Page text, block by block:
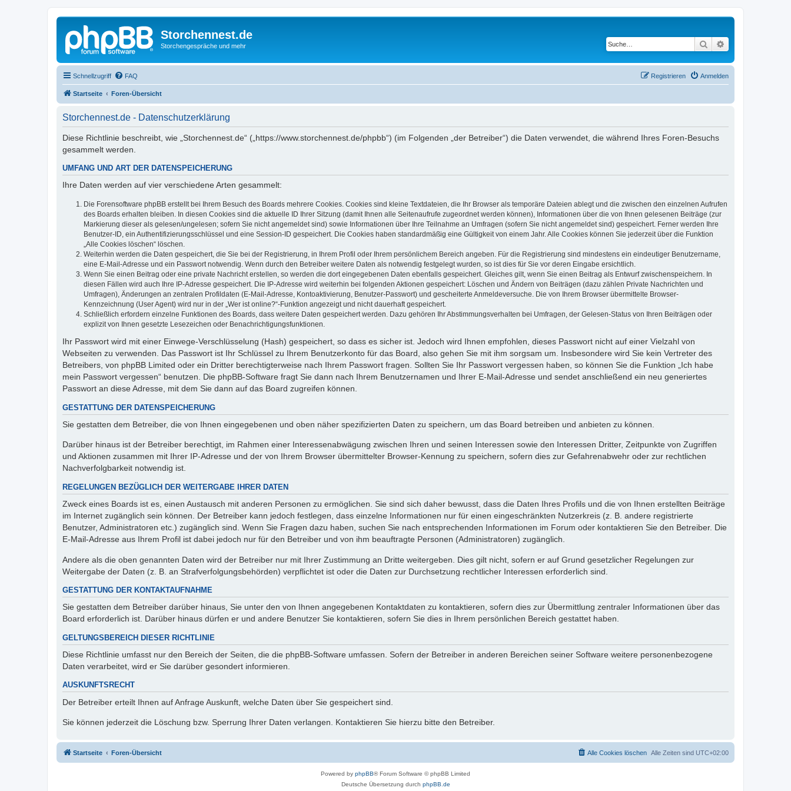
Storchennest.de
Storchengespräche und mehr Suche
Schnellzugriff FAQ Anmelden
Registrieren
Startseite Foren-Übersicht
Storchennest.de - Datenschutzerklärung
Diese Richtlinie beschreibt, wie „Storchennest.de“ („https://www.storchennest.de/phpbb“) (im Folgenden „der Betreiber“) die Daten verwendet, die während Ihres Foren-Besuchs
gesammelt werden.
UMFANG UND ART DER DATENSPEICHERUNG
Ihre Daten werden auf vier verschiedene Arten gesammelt:
Die Forensoftware phpBB erstellt bei Ihrem Besuch des Boards mehrere Cookies. Cookies sind kleine Textdateien, die Ihr Browser als temporäre Dateien ablegt und die zwischen den einzelnen Aufrufen
des Boards erhalten bleiben. In diesen Cookies sind die aktuelle ID Ihrer Sitzung (damit Ihnen alle Seitenaufrufe zugeordnet werden können), Informationen über die von Ihnen gelesenen Beiträge (zur
Markierung dieser als gelesen/ungelesen; sofern Sie nicht angemeldet sind) sowie Informationen über Ihre Teilnahme an Umfragen (sofern Sie nicht angemeldet sind) gespeichert. Ferner werden Ihre
Benutzer-ID, ein Authentifizierungsschlüssel und eine Session-ID gespeichert. Die Cookies haben standardmäßig eine Gültigkeit von einem Jahr. Alle Cookies können Sie jederzeit über die Funktion
„Alle Cookies löschen“ löschen.
Weiterhin werden die Daten gespeichert, die Sie bei der Registrierung, in Ihrem Profil oder Ihrem persönlichem Bereich angeben. Für die Registrierung sind mindestens ein eindeutiger Benutzername,
eine E-Mail-Adresse und ein Passwort notwendig. Wenn durch den Betreiber weitere Daten als notwendig festgelegt wurden, so ist dies für Sie vor deren Eingabe ersichtlich.
Wenn Sie einen Beitrag oder eine private Nachricht erstellen, so werden die dort eingegebenen Daten ebenfalls gespeichert. Gleiches gilt, wenn Sie einen Beitrag als Entwurf zwischenspeichern. In
diesen Fällen wird auch Ihre IP-Adresse gespeichert. Die IP-Adresse wird weiterhin bei folgenden Aktionen gespeichert: Löschen und Ändern von Beiträgen (dazu zählen Private Nachrichten und
Umfragen), Änderungen an zentralen Profildaten (E-Mail-Adresse, Kontoaktivierung, Benutzer-Passwort) und gescheiterte Anmeldeversuche. Die von Ihrem Browser übermittelte Browser-
Kennzeichnung (User Agent) wird nur in der „Wer ist online?“-Funktion angezeigt und nicht dauerhaft gespeichert.
Schließlich erfordern einzelne Funktionen des Boards, dass weitere Daten gespeichert werden. Dazu gehören Ihr Abstimmungsverhalten bei Umfragen, der Gelesen-Status von Ihren Beiträgen oder
explizit von Ihnen gesetzte Lesezeichen oder Benachrichtigungsfunktionen.
Ihr Passwort wird mit einer Einwege-Verschlüsselung (Hash) gespeichert, so dass es sicher ist. Jedoch wird Ihnen empfohlen, dieses Passwort nicht auf einer Vielzahl von
Webseiten zu verwenden. Das Passwort ist Ihr Schlüssel zu Ihrem Benutzerkonto für das Board, also gehen Sie mit ihm sorgsam um. Insbesondere wird Sie kein Vertreter des
Betreibers, von phpBB Limited oder ein Dritter berechtigterweise nach Ihrem Passwort fragen. Sollten Sie Ihr Passwort vergessen haben, so können Sie die Funktion „Ich habe
mein Passwort vergessen“ benutzen. Die phpBB-Software fragt Sie dann nach Ihrem Benutzernamen und Ihrer E-Mail-Adresse und sendet anschließend ein neu generiertes
Passwort an diese Adresse, mit dem Sie dann auf das Board zugreifen können.
GESTATTUNG DER DATENSPEICHERUNG
Sie gestatten dem Betreiber, die von Ihnen eingegebenen und oben näher spezifizierten Daten zu speichern, um das Board betreiben und anbieten zu können.
Darüber hinaus ist der Betreiber berechtigt, im Rahmen einer Interessenabwägung zwischen Ihren und seinen Interessen sowie den Interessen Dritter, Zeitpunkte von Zugriffen
und Aktionen zusammen mit Ihrer IP-Adresse und der von Ihrem Browser übermittelter Browser-Kennung zu speichern, sofern dies zur Gefahrenabwehr oder zur rechtlichen
Nachverfolgbarkeit notwendig ist.
REGELUNGEN BEZÜGLICH DER WEITERGABE IHRER DATEN
Zweck eines Boards ist es, einen Austausch mit anderen Personen zu ermöglichen. Sie sind sich daher bewusst, dass die Daten Ihres Profils und die von Ihnen erstellten Beiträge
im Internet zugänglich sein können. Der Betreiber kann jedoch festlegen, dass einzelne Informationen nur für einen eingeschränkten Nutzerkreis (z. B. andere registrierte
Benutzer, Administratoren etc.) zugänglich sind. Wenn Sie Fragen dazu haben, suchen Sie nach entsprechenden Informationen im Forum oder kontaktieren Sie den Betreiber. Die
E-Mail-Adresse aus Ihrem Profil ist dabei jedoch nur für den Betreiber und von ihm beauftragte Personen (Administratoren) zugänglich.
Andere als die oben genannten Daten wird der Betreiber nur mit Ihrer Zustimmung an Dritte weitergeben. Dies gilt nicht, sofern er auf Grund gesetzlicher Regelungen zur
Weitergabe der Daten (z. B. an Strafverfolgungsbehörden) verpflichtet ist oder die Daten zur Durchsetzung rechtlicher Interessen erforderlich sind.
GESTATTUNG DER KONTAKTAUFNAHME
Sie gestatten dem Betreiber darüber hinaus, Sie unter den von Ihnen angegebenen Kontaktdaten zu kontaktieren, sofern dies zur Übermittlung zentraler Informationen über das
Board erforderlich ist. Darüber hinaus dürfen er und andere Benutzer Sie kontaktieren, sofern Sie dies in Ihrem persönlichen Bereich gestattet haben.
GELTUNGSBEREICH DIESER RICHTLINIE
Diese Richtlinie umfasst nur den Bereich der Seiten, die die phpBB-Software umfassen. Sofern der Betreiber in anderen Bereichen seiner Software weitere personenbezogene
Daten verarbeitet, wird er Sie darüber gesondert informieren.
AUSKUNFTSRECHT
Der Betreiber erteilt Ihnen auf Anfrage Auskunft, welche Daten über Sie gespeichert sind.
Sie können jederzeit die Löschung bzw. Sperrung Ihrer Daten verlangen. Kontaktieren Sie hierzu bitte den Betreiber.
Startseite Foren-Übersicht Alle Zeiten sind UTC+02:00
Alle Cookies löschen
Powered by phpBB® Forum Software © phpBB Limited
Deutsche Übersetzung durch phpBB.de